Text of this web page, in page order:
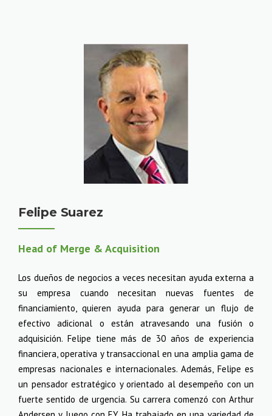
Felipe Suarez
Head of Merge & Acquisition
Los dueños de negocios a veces necesitan ayuda externa a
su empresa cuando necesitan nuevas fuentes de
financiamiento, quieren ayuda para generar un flujo de
efectivo adicional o están atravesando una fusión o
adquisición. Felipe tiene más de 30 años de experiencia
financiera, operativa y transaccional en una amplia gama de
empresas nacionales e internacionales. Además, Felipe es
un pensador estratégico y orientado al desempeño con un
fuerte sentido de urgencia. Su carrera comenzó con Arthur